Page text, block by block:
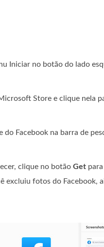
Iniciar no botão do lado
Store e clique nela
do Facebook na barra de
clique no botão Get
excluiu fotos do Facebook,